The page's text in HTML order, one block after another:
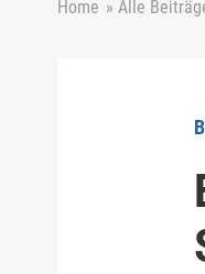
Home » Alle